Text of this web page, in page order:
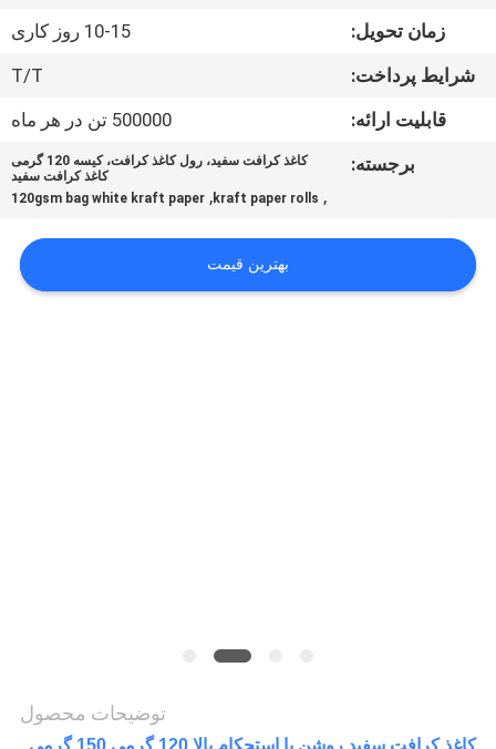
تماس
بگیرید
پرونده
ها
زمان تحویل:
10-15 روز کاری
شرایط پرداخت:
T/T
قابلیت ارائه:
500000 تن در هر ماه
برجسته:
کاغذ کرافت سفید، رول کاغذ کرافت، کیسه 120 گرمی
کاغذ کرافت سفید
,
kraft paper rolls
,
120gsm bag white kraft paper
بهترین قیمت
توضیحات محصول